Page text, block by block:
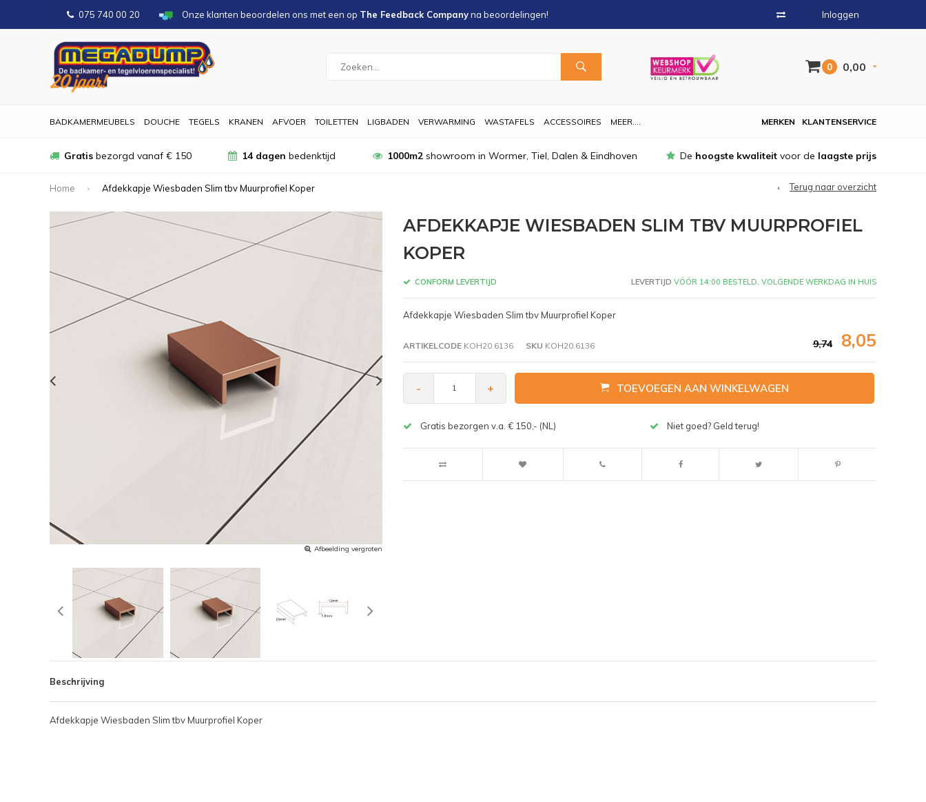
075 740 00 20 Onze klanten beoordelen ons met een op The Feedback Companyna beoordelingen! Inloggen
0 0,00
BADKAMERMEUBELS DOUCHE TEGELS KRANEN AFVOER TOILETTEN LIGBADEN VERWARMING WASTAFELS ACCESSOIRES MEER.... KLANTENSERVICE
MERKEN
Gratis bezorgd vanaf € 150 14 dagen bedenktijd 1000m2showroom in Wormer, Tiel, Dalen & Eindhoven De hoogste kwaliteit voor de laagste prijs
Home Afdekkapje Wiesbaden Slim tbv Muurprofiel Koper Terug naar overzicht
Afbeelding vergroten
AFDEKKAPJE WIESBADEN SLIM TBV MUURPROFIEL
KOPER
CONFORM LEVERTIJD LEVERTIJD VÓÓR 14:00 BESTELD, VOLGENDE WERKDAG IN HUIS
Afdekkapje Wiesbaden Slim tbv Muurprofiel Koper
ARTIKELCODEKOH20.6136 SKU KOH20.6136 9,74 8,05
- + TOEVOEGEN AAN WINKELWAGEN
Gratis bezorgen v.a. € 150,- (NL) Niet goed? Geld terug!
Beschrijving
Afdekkapje Wiesbaden Slim tbv Muurprofiel Koper